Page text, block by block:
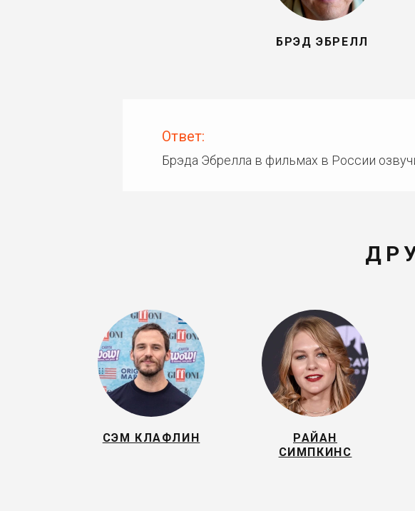
БРЭД ЭБРЕЛЛ
Ответ:
Брэда Эбрелла в фильмах в России
СЭМ КЛАФЛИН
РАЙАН
СИМПКИНС